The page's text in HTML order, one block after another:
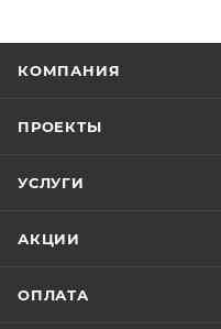
КОМПАНИЯ
ПРОЕКТЫ
УСЛУГИ
АКЦИИ
ОПЛАТА